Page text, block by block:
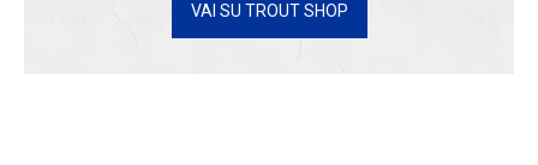
VAI SU TROUT SHOP